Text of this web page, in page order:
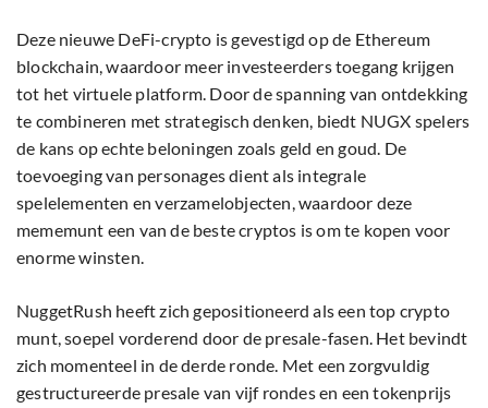
Deze nieuwe DeFi-crypto is gevestigd op de Ethereum
blockchain, waardoor meer investeerders toegang krijgen
tot het virtuele platform. Door de spanning van ontdekking
te combineren met strategisch denken, biedt NUGX spelers
de kans op echte beloningen zoals geld en goud. De
toevoeging van personages dient als integrale
spelelementen en verzamelobjecten, waardoor deze
mememunt een van de beste cryptos is om te kopen voor
enorme winsten.
NuggetRush heeft zich gepositioneerd als een top crypto
munt, soepel vorderend door de presale-fasen. Het bevindt
zich momenteel in de derde ronde. Met een zorgvuldig
gestructureerde presale van vijf rondes en een tokenprijs